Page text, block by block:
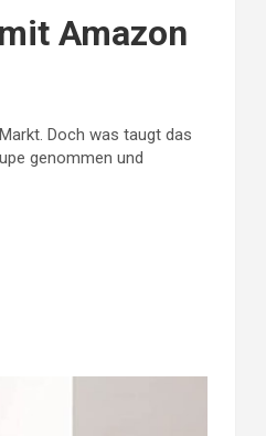
Amazon
Doch was taugt das
genommen und